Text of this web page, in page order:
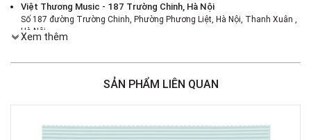
Việt Thương Music - 187 Trường Chinh, Hà Nội
Số 187 đường Trường Chinh, Phường Phương Liệt, Hà Nội, Thanh Xuân ,
Hà Nội
386 Cách Mạng Tháng Tám, Phường Nhiêu Lộc, TPHCM, Quận 3, Hồ Chí
Việt Thương Music - 369 Điện Biên Phủ
180B Võ Thị Sáu, Phường Xuân Hòa, TPHCM, Quận 3, Hồ Chí Minh
Xem thêm
SẢN PHẨM LIÊN QUAN